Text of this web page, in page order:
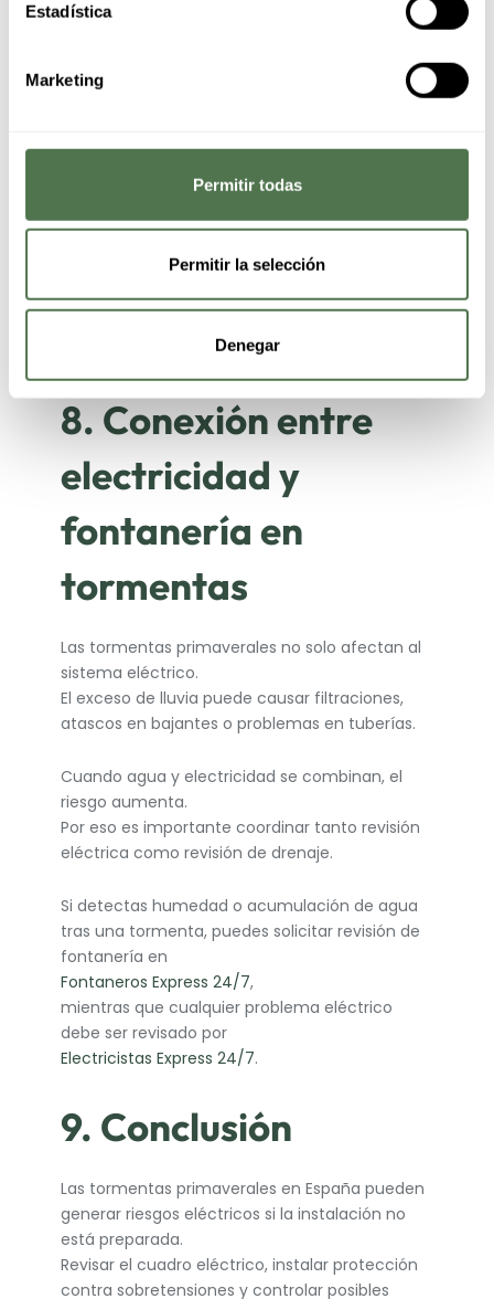
Estadística
Marketing
Permitir todas
Permitir la selección
Denegar
profesional
Debes contactar con un electricista si:
El diferencial salta repetidamente tras la
Notas olor a quemado.
Algunos enchufes dejan de funcionar.
eléctrico.
Electricistas Express 24/7.
8. Conexión entre
electricidad y
fontanería en
tormentas
Las tormentas primaverales no solo afectan al
sistema eléctrico.
El exceso de lluvia puede causar filtraciones,
atascos en bajantes o problemas en tuberías.
Cuando agua y electricidad se combinan, el
riesgo aumenta.
Por eso es importante coordinar tanto revisión
eléctrica como revisión de drenaje.
Si detectas humedad o acumulación de agua
tras una tormenta, puedes solicitar revisión de
fontanería en
Fontaneros Express 24/7,
mientras que cualquier problema eléctrico
debe ser revisado por
Electricistas Express 24/7.
9. Conclusión
Las tormentas primaverales en España pueden
generar riesgos eléctricos si la instalación no
está preparada.
Revisar el cuadro eléctrico, instalar protección
contra sobretensiones y controlar posibles